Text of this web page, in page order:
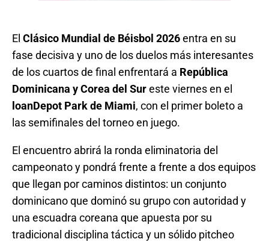
El Clásico Mundial de Béisbol 2026entra en su
fase decisiva y uno de los duelos más interesantes
de los cuartos de final enfrentará a República
Dominicana y Corea del Sureste viernes en el
loanDepot Park de Miami, con el primer boleto a
las semifinales del torneo en juego.
El encuentro abrirá la ronda eliminatoria del
campeonato y pondrá frente a frente a dos equipos
que llegan por caminos distintos: un conjunto
dominicano que dominó su grupo con autoridad y
una escuadra coreana que apuesta por su
tradicional disciplina táctica y un sólido pitcheo